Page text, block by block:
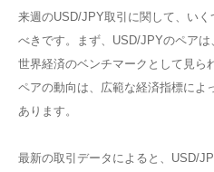
来週のUSD/JPY取引に関して、い
べきです。まず、USD/JPYのペア
世界経済のベンチマークとして見ら
ペアの動向は、広範な経済指標によ
あります。
最新の取引データによると、USD/